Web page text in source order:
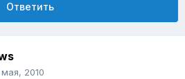
Ответить
мая, 2010